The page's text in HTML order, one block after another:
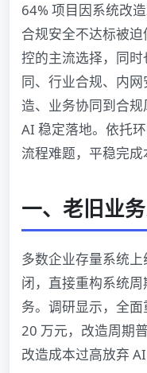
64% 项目因系统改
合规安全不达标被
控的主流选择，同
同、行业合规、内
造、业务协同到合
AI 稳定落地。依托
流程难题，平稳完成
一、老旧业
多数企业存量系统
闭，直接重构系统
务。调研显示，全
20 万元，改造周期
改造成本过高放弃 AI